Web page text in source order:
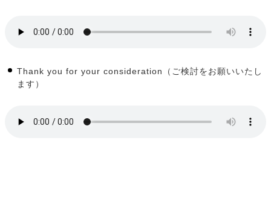
Thank you for your consideration（ご検討をお願いいたし
ます）